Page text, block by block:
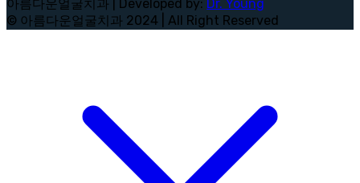
아름다운얼굴치과 | Developed by: Dr. Young
© 아름다운얼굴치과 2024 | All Right Reserved